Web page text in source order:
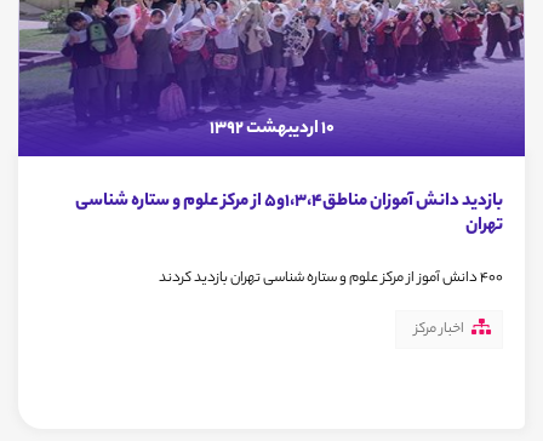
10 اردیبهشت 1392
بازدید دانش آموزان مناطق1،3،4و5 از مرکز علوم و ستاره شناسی
تهران
400 دانش آموز از مرکز علوم و ستاره شناسی تهران بازدید کردند
اخبار مرکز